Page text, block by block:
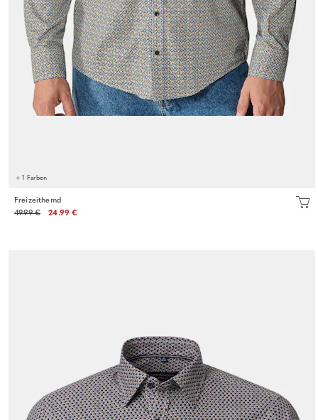
+ 1 Farben
Freizeithemd
49.99 €
24.99 €